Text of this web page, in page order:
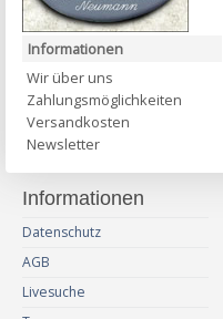
Informationen
Wir über uns
Zahlungsmöglichkeiten
Versandkosten
Newsletter
Informationen
Datenschutz
AGB
Livesuche